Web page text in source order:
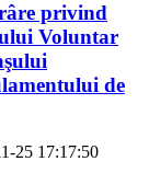
privind
Voluntar
de
25 17:17:50